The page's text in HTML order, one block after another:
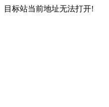
目标站当前地址无法打开!